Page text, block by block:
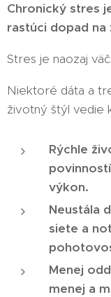
Chronický stres
rastúci dopad na
Stres je naozaj
Niektoré dáta a
životný štýl vedie
Rýchle
výkon.
Neustála
siete a
Menej
menej a